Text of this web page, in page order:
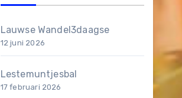
Lauwse Wandel3daagse
12 juni 2026
Lestemuntjesbal
17 februari 2026